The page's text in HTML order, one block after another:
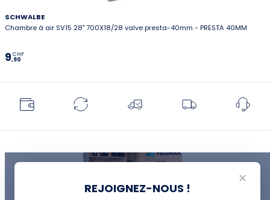
SCHWALBE
Chambre à air SV15 28" 700X18/28 valve presta-40mm - PRESTA 40MM
9,90
CHF
✕
REJOIGNEZ-NOUS !